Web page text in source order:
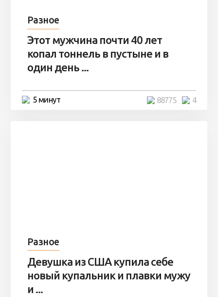
Разное
Этот мужчина почти 40 лет
копал тоннель в пустыне и в
один день ...
5 минут 4
88775
Разное
Девушка из США купила себе
новый купальник и плавки мужу
и ...